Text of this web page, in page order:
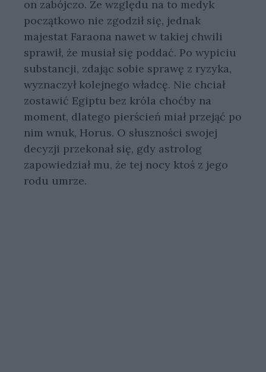
on zabójczo. Ze względu na to medyk
początkowo nie zgodził się, jednak
majestat Faraona nawet w takiej chwili
sprawił, że musiał się poddać. Po wypiciu
substancji, zdając sobie sprawę z ryzyka,
wyznaczył kolejnego władcę. Nie chciał
zostawić Egiptu bez króla choćby na
moment, dlatego pierścień miał przejąć po
nim wnuk, Horus. O słuszności swojej
decyzji przekonał się, gdy astrolog
zapowiedział mu, że tej nocy ktoś z jego
rodu umrze.